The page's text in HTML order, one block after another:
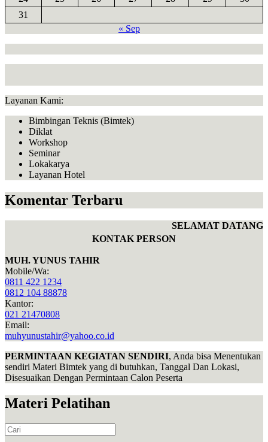
31
« Sep
Layanan Kami:
Bimbingan Teknis (Bimtek)
Diklat
Workshop
Seminar
Lokakarya
Layanan Hotel
Komentar Terbaru
SELAMAT DATANG
KONTAK PERSON
MUH. YUNUS TAHIR
Mobile/Wa:
0811 422 1234
0812 104 88878
Kantor:
021 21470808
Email:
muhyunustahir@yahoo.co.id
PERMINTAAN KEGIATAN SENDIRI, Anda bisa Menentukan
sendiri Materi Bimtek yang di butuhkan, Tanggal Dan Lokasi,
Disesuaikan Dengan Permintaan Calon Peserta
Materi Pelatihan
Search
for: